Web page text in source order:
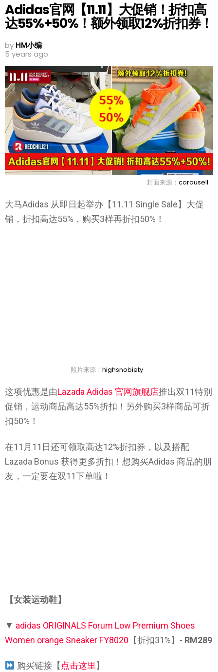
Adidas官网【11.11】大促销！折扣高
达55%+50%！额外领取12%折扣券！
by HM小编
5 years ago
封面来源： carousell
大马Adidas 从即日起举办【11.11 Single Sale】大促
销，折扣高达55%，购买3样再折扣50%！
照片来源： highsnobiety
这项优惠是由Lazada Adidas 官网旗舰店推出双11特别
促销，运动商品高达55%折扣！另外购买3样商品可折
扣50%！
在11月11日还可领取高达12%折扣券，以及搭配
Lazada Bonus 获得更多折扣！想购买Adidas 商品的朋
友，一定要在双11下单啦！
【女装运动鞋】
▼ adidas ORIGINALS Forum Low Premium Shoes
Women orange Sneaker FY8020 【折扣31%】- RM289
购买链接【 点击这里 】